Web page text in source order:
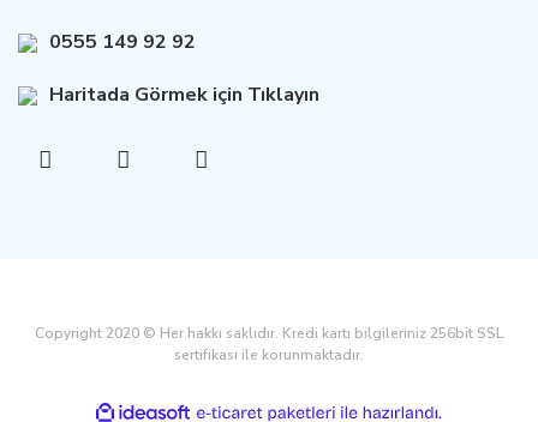
0555 149 92 92
Haritada Görmek için Tıklayın
Copyright 2020 © Her hakkı saklıdır. Kredi kartı bilgileriniz 256bit SSL
sertifikası ile korunmaktadır.
ideasoft e-